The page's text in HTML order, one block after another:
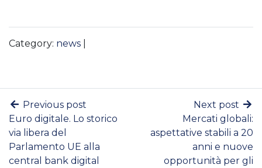
Category: news
Previous post
Euro digitale. Lo storico
via libera del
Parlamento UE alla
central bank digital
Next post
Mercati globali:
aspettative stabili a 20
anni e nuove
opportunità per gli